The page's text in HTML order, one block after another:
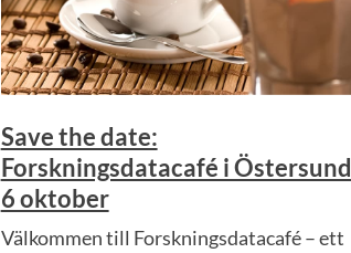
Save the date:
Forskningsdatacafé i Östersund
6 oktober
Välkommen till Forskningsdatacafé – ett